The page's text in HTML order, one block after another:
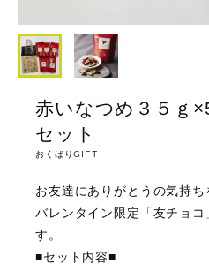
赤いなつめ３５ｇ
セット
おくばりGIFT
お友達にありがとうの気持ち
バレンタイン限定「友チョコ
す。
■セット内容■